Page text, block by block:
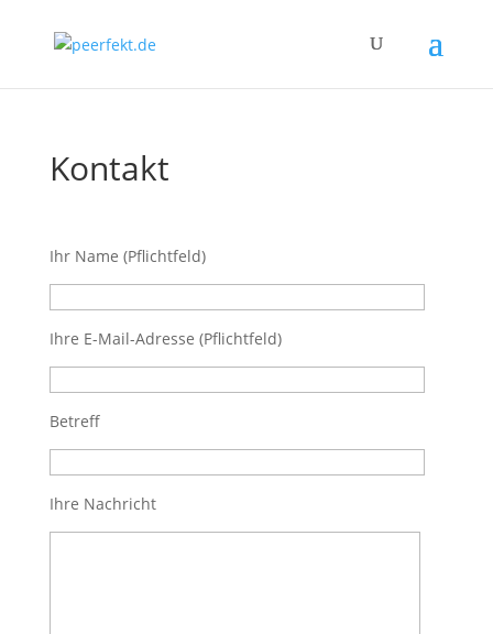
Kontakt
Ihr Name (Pflichtfeld)
Ihre E-Mail-Adresse (Pflichtfeld)
Betreff
Ihre Nachricht